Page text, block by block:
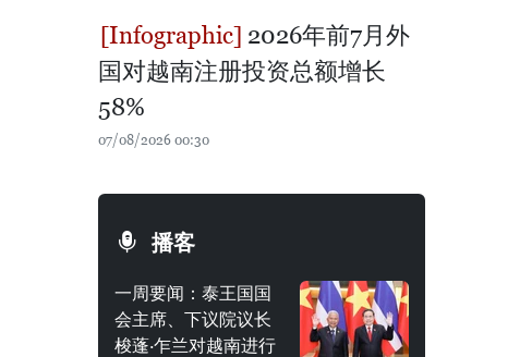
2026年前7月外
国对越南注册投资总额增长
58%
07/08/2026 00:30
播客
一周要闻：泰王国国
会主席、下议院议长
梭蓬·乍兰对越南进行